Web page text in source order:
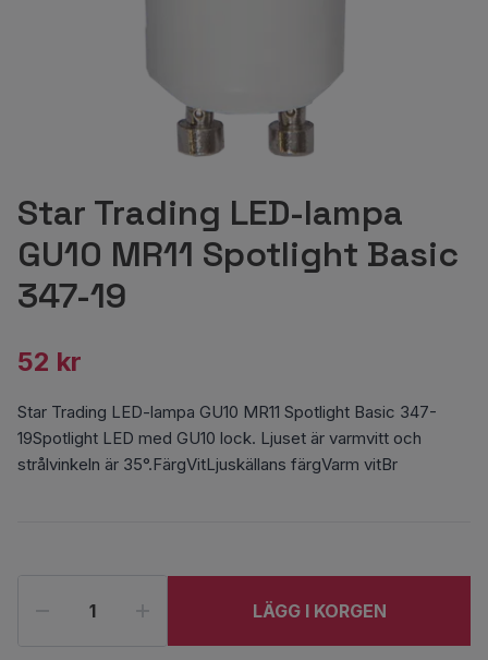
Star Trading LED-lampa
GU10 MR11 Spotlight Basic
347-19
52 kr
Star Trading LED-lampa GU10 MR11 Spotlight Basic 347-
19Spotlight LED med GU10 lock. Ljuset är varmvitt och
strålvinkeln är 35°.FärgVitLjuskällans färgVarm vitBr
LÄGG I KORGEN